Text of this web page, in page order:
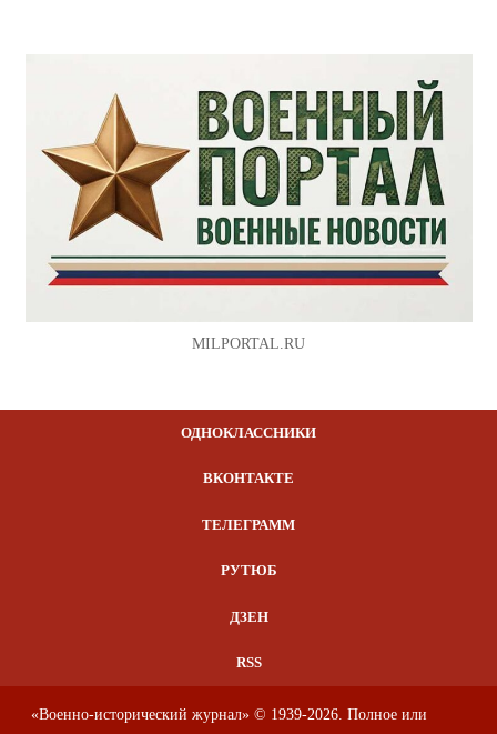
MILPORTAL.RU
ОДНОКЛАССНИКИ
ВКОНТАКТЕ
ТЕЛЕГРАММ
РУТЮБ
ДЗЕН
RSS
«Военно-исторический журнал» © 1939-2026. Полное или